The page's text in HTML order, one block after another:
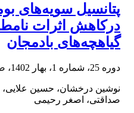
پتانسیل سویه‌های
درکاهش اثرات
گیاهچه‌های بادمجان
دوره 25، شماره 1، بهار 1402، صفحه
نوشین درخشان، حسین علایی،
صداقتی، اصغر رحیمی